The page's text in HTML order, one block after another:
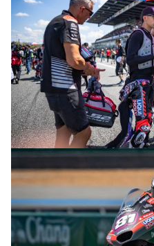
© R. Lekl & S. Wobser